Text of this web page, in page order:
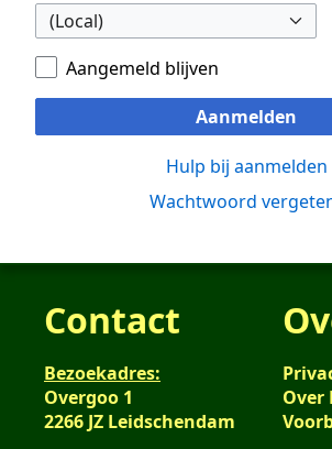
Aangemeld blijven
Aanmelden
Hulp bij aanmelden
Wachtwoord
Contact
Bezoekadres:
Overgoo 1
2266 JZ Leidschendam
Over